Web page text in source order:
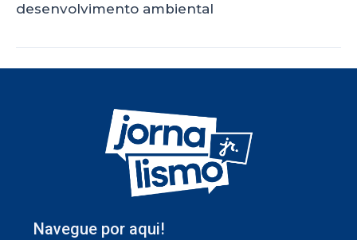
desenvolvimento ambiental
Navegue por aqui!